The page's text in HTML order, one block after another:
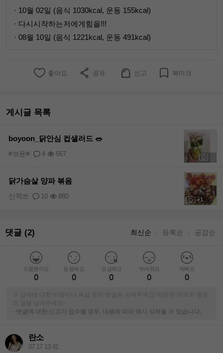
· 10월 02일 (음식 1030kcal, 운동 155kcal)
· 다시시작하는저에게힘을!!!
· 08월 10일 (음식 1221kcal, 운동 491kcal)
좋아요 공유 신고 북마크
게시글 목록
boyoon_닭안심 컵샐러드 🥗
4 567
#보윤#
+1
닭가슴살 양파 볶음
10 880
산적쓰
댓글 (2) 최신순 등록순 공감순
도움됐어요
0
응원해요
0
궁금해요
0
부러워요
0
예뻐요
0
※ 상대에 대한 비방이나 욕설 등의 댓글은 피해주세요! 따뜻한 격려와 응원
의 글을 남겨주세요~
-
댓글에 대한 신고가 접수될 경우, 내용에 따라 즉시 삭제될 수 있습니다.
란소
07.17 13:41